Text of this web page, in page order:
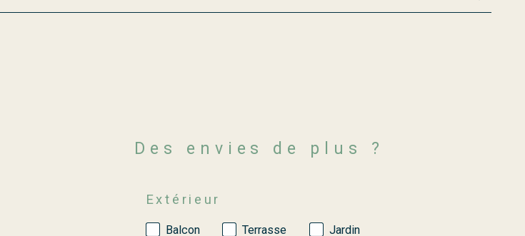
Des envies de plus ?
Extérieur
Balcon Terrasse Jardin